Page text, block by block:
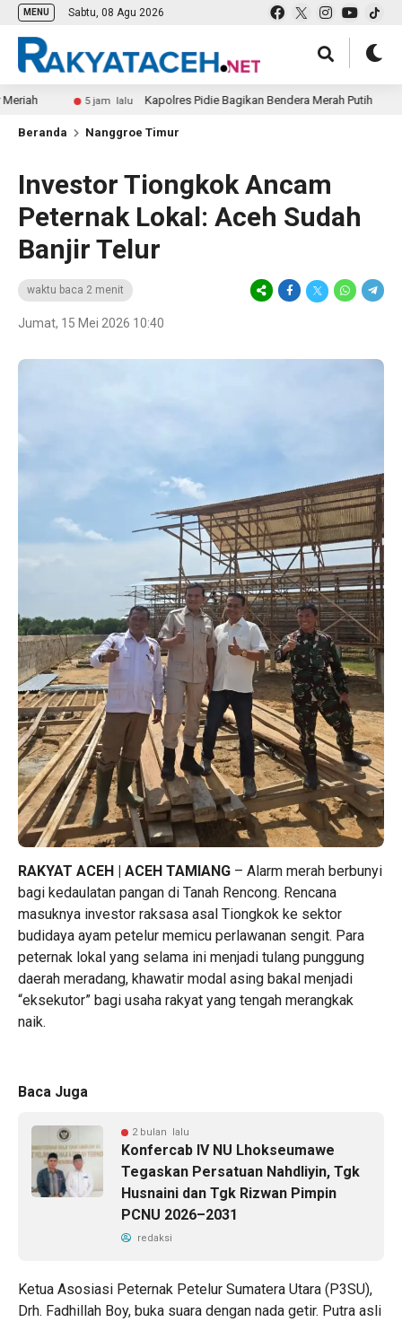
MENU Sabtu, 08 Agu 2026
5 jam lalu Kapolres Pidie Bagikan Bendera Merah Putih
Beranda Nanggroe Timur
Investor Tiongkok Ancam
Peternak Lokal: Aceh Sudah
Banjir Telur
waktu baca 2 menit
Jumat, 15 Mei 2026 10:40
RAKYAT ACEH | ACEH TAMIANG – Alarm merah berbunyi
bagi kedaulatan pangan di Tanah Rencong. Rencana
masuknya investor raksasa asal Tiongkok ke sektor
budidaya ayam petelur memicu perlawanan sengit. Para
peternak lokal yang selama ini menjadi tulang punggung
daerah meradang, khawatir modal asing bakal menjadi
“eksekutor” bagi usaha rakyat yang tengah merangkak
naik.
Baca Juga
2 bulan lalu
Konfercab IV NU Lhokseumawe
Tegaskan Persatuan Nahdliyin, Tgk
Husnaini dan Tgk Rizwan Pimpin
PCNU 2026–2031
redaksi
Ketua Asosiasi Peternak Petelur Sumatera Utara (P3SU),
Drh. Fadhillah Boy, buka suara dengan nada getir. Putra asli